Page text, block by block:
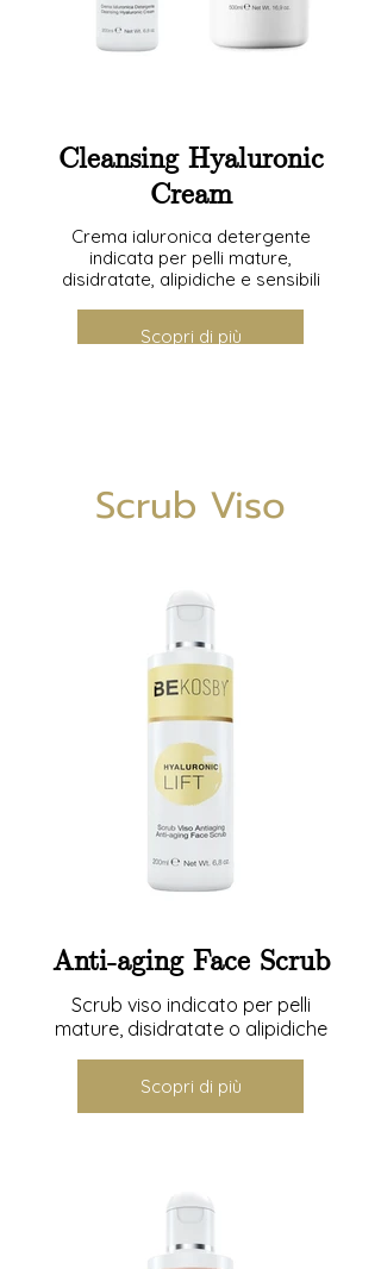
Cleansing Hyaluronic
Cream
Crema ialuronica detergente
indicata per pelli mature,
disidratate, alipidiche e sensibili
Scopri di più
Scrub Viso
Anti-aging Face Scrub
Scrub viso indicato per pelli
mature, disidratate o alipidiche
Scopri di più